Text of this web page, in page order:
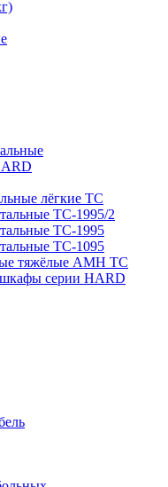
лёгкие ТС
ТС-1995/2
TC-1995
TC-1095
тяжёлые AMH TC
серии HARD